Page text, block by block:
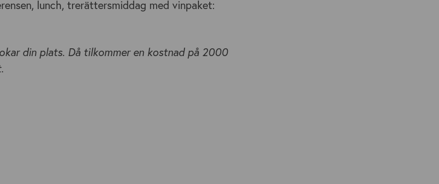
lunch, trerättersmiddag med vinpaket:
din plats. Då tilkommer en kostnad på 2000